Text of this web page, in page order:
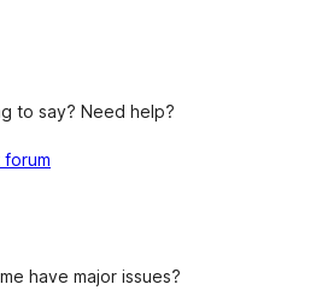
to say? Need help?
have major issues?